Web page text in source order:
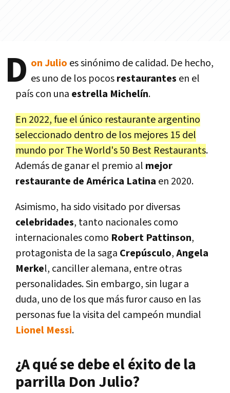
D on Julio es sinónimo de calidad. De hecho,
es uno de los pocosrestaurantes en el
país con una estrella Michelín.
En 2022, fue el único restaurante argentino
seleccionado dentro de los mejores 15 del
mundo por The World's 50 Best Restaurants.
Además de ganar el premio al mejor
restaurante de América Latina en 2020.
Asimismo, ha sido visitado por diversas
celebridades, tanto nacionales como
internacionales como Robert Pattinson,
protagonista de la saga Crepúsculo,Angela
Merkel, canciller alemana, entre otras
personalidades. Sin embargo, sin lugar a
duda, uno de los que más furor causo en las
personas fue la visita del campeón mundial
Lionel Messi.
¿A qué se debe el éxito de la
parrilla Don Julio?